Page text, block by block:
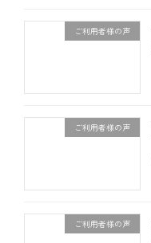
ご利用者様の声
ご利用者様の声
ご利用者様の声